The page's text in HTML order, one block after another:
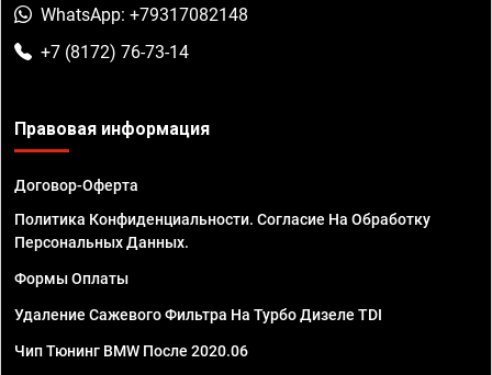
WhatsApp: +79317082148
+7 (8172) 76-73-14
Правовая информация
Договор-Оферта
Политика Конфиденциальности. Согласие На Обработку
Персональных Данных.
Формы Оплаты
Удаление Сажевого Фильтра На Турбо Дизеле TDI
Чип Тюнинг BMW После 2020.06